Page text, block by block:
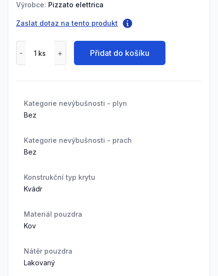
Výrobce: Pizzato elettrica
Zaslat dotaz na tento produkt
Přidat do košíku
Kategorie nevýbušnosti - plyn
Bez
Kategorie nevýbušnosti - prach
Bez
Konstrukční typ krytu
Kvádr
Materiál pouzdra
Kov
Nátěr pouzdra
Lakovaný